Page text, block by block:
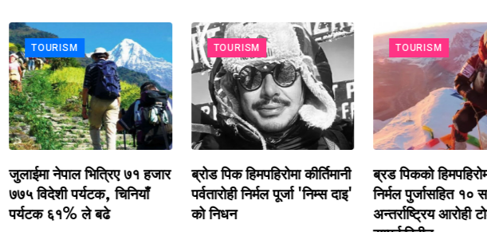
TOURISM
जुलाईमा नेपाल भित्रिए ७१ हजार
७७५ विदेशी पर्यटक, चिनियाँ
पर्यटक ६१% ले बढे
TOURISM
ब्रोड पिक हिमपहिरोमा कीर्तिमानी
पर्वतारोही निर्मल पूर्जा 'निम्स दाइ'
को निधन
TOURISM
ब्रड पिकको हिमपहिरोमा
निर्मल पुर्जासहित १०
अन्तर्राष्ट्रिय आरोही टोली